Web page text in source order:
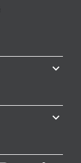

